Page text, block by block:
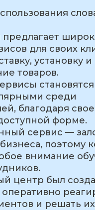
предлагает
для своих
установку и
товаров.
среди
благодаря
форме.
сервис —
поэтому
внимание
центр был
и решать их